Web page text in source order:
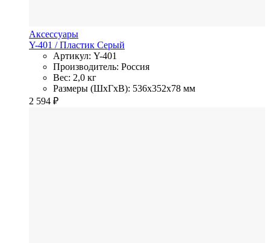
Аксессуары
Y-401 / Пластик Серый
Артикул: Y-401
Производитель: Россия
Вес: 2,0 кг
Размеры (ШхГхВ): 536x352x78 мм
2 594 ₽